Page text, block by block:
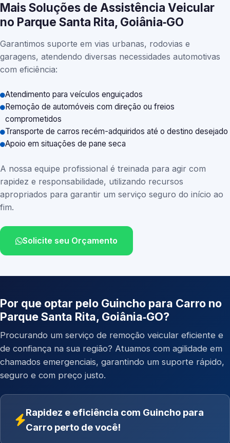
Mais Soluções de Assistência Veicular
no Parque Santa Rita, Goiânia‑GO
Garantimos suporte em vias urbanas, rodovias e
garagens, atendendo diversas necessidades automotivas
com eficiência:
Atendimento para veículos enguiçados
Remoção de automóveis com direção ou freios
comprometidos
Transporte de carros recém-adquiridos até o destino desejado
Apoio em situações de pane seca
A nossa equipe profissional é treinada para agir com
rapidez e responsabilidade, utilizando recursos
apropriados para garantir um serviço seguro do início ao
fim.
Solicite seu Orçamento
Por que optar pelo Guincho para Carro no
Parque Santa Rita, Goiânia‑GO?
Procurando um serviço de remoção veicular eficiente e
de confiança na sua região? Atuamos com agilidade em
chamados emergenciais, garantindo um suporte rápido,
seguro e com preço justo.
Rapidez e eficiência com Guincho para
Carro perto de você!